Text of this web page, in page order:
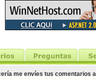
me envíes tus comentarios